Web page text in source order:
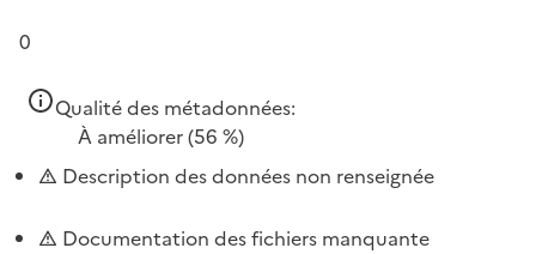
0
Qualité des métadonnées:
À améliorer(56 %)
Description des données non renseignée
Documentation des fichiers manquante